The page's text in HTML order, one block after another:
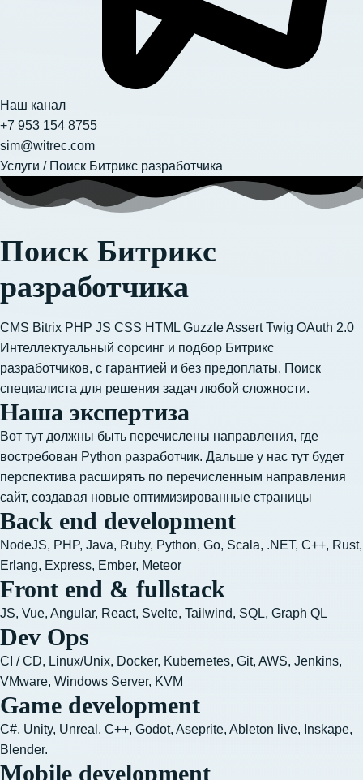
Наш канал
+7 953 154 8755
sim@witrec.com
Услуги / Поиск Битрикс разработчика
Поиск Битрикс
разработчика
CMS Bitrix PHP JS CSS HTML GuzzleAssertTwig OAuth 2.0
Интеллектуальный сорсинг и подбор Битрикс
разработчиков, с гарантией и без предоплаты. Поиск
специалиста для решения задач любой сложности.
Наша экспертиза​
Вот тут должны быть перечислены направления, где
востребован Python разработчик. Дальше у нас тут будет
перспектива расширять по перечисленным направления
сайт, создавая новые оптимизированные страницы
Back end development
NodeJS, PHP, Java, Ruby, Python, Go, Scala, .NET, C++, Rust,
Erlang, Express, Ember, Meteor
Front end & fullstack
JS, Vue, Angular, React, Svelte, Tailwind, SQL, Graph QL
Dev Ops
CI / CD, Linux/Unix, Docker, Kubernetes, Git, AWS, Jenkins,
VMware, Windows Server, KVM
Game development
C#, Unity, Unreal, C++, Godot, Aseprite, Ableton live, Inskape,
Blender.
Mobile development